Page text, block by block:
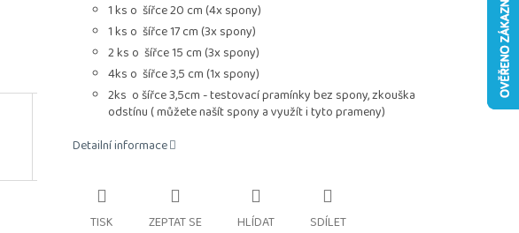
1 ks o šířce 20 cm (4x spony)
1 ks o šířce 17 cm (3x spony)
2 ks o šířce 15 cm (3x spony)
4ks o šířce 3,5 cm (1x spony)
2ks o šířce 3,5cm - testovací pramínky bez spony, zkouška
odstínu ( můžete našít spony a využít i tyto prameny)
Detailní informace
TISK ZEPTAT SE HLÍDAT SDÍLET